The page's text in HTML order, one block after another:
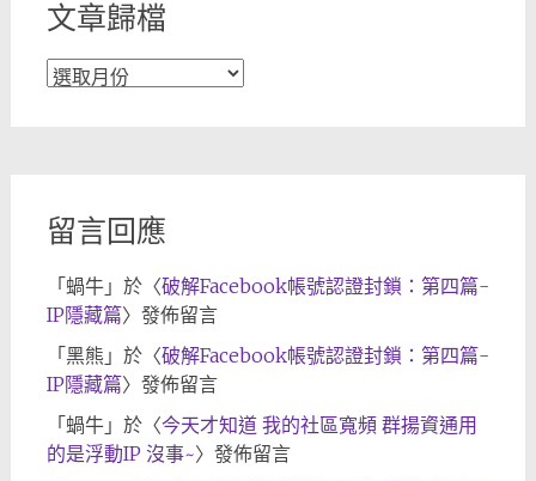
文章歸檔
文
留言回應
「 蝸牛」於〈破解Facebook帳號認證封鎖：第四篇-
IP隱藏篇〉發佈留言
「 黑熊 」於〈破解Facebook帳號認證封鎖：第四篇-
IP隱藏篇〉發佈留言
「 蝸牛」於〈今天才知道 我的社區寬頻 群揚資通用
的是浮動IP 沒事~〉發佈留言